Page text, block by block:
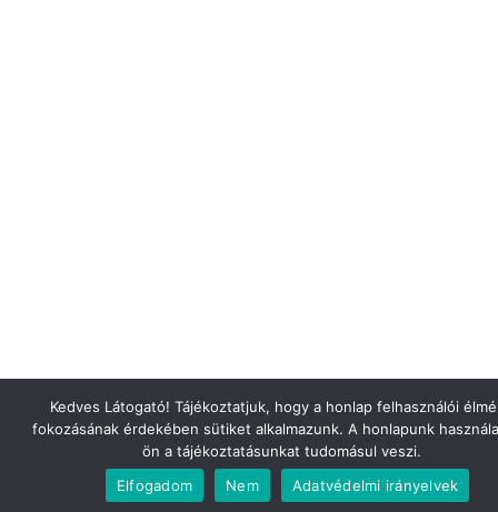
Kedves Látogató! Tájékoztatjuk, hogy a honlap felhasználói
fokozásának érdekében sütiket alkalmazunk. A honlapunk
ön a tájékoztatásunkat tudomásul veszi.
Elfogadom
Nem Adatvédelmi irányelvek